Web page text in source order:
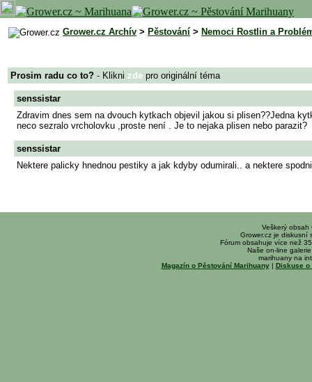
Grower.cz Archív > Pěstování > Nemoci Rostlin a
Prosim radu co to? - Klikni zde pro originální téma
senssistar
Zdravim dnes sem na dvouch kytkach objevil jakou si plisen??Jedna
neco sezralo vrcholovku ,proste není . Je to nejaka plisen nebo parazit?
senssistar
Nektere palicky hnednou pestiky a jak kdyby odumirali.. a nektere
Veškerý obsah
Grower.cz je diskusní
Fórum obsahuje více než
Naše on-line
marihuany na
Magazín o Pěstování Marihuany| Diskuse o